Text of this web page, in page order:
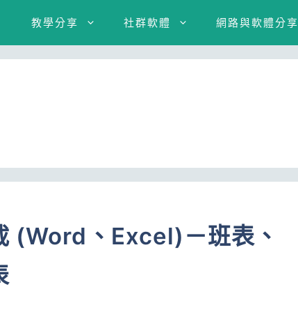
教學分享 社群軟體 網路與軟體分享
(Word、Excel)－班表、